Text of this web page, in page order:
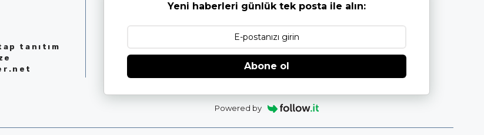
tanıtım
Yeni haberleri günlük tek posta ile alın:
Abone ol
Powered by